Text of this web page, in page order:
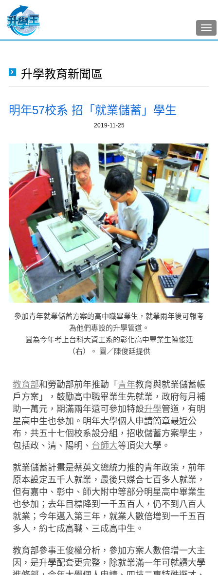
升學教育新聞區
明年57校系 招「就業儲蓄」學生
2019-11-25
參加青年就業儲蓄方案的高中職畢業生，就業兩年後可報考
為他們專設的升學管道。
圖為今年考上台科大資工系的彰化高中畢業生陳俊廷
（右）。 圖／陳俊廷提供
教育部和勞動部前年推動「 青年教育與就業儲蓄帳
戶方案」，鼓勵高中職畢業生先就業，政府每月補
助一萬元，期滿兩年還可參加特設升學管道，有明
星高中生也參加。明年大學個人申請簡章最近公
布，共五十七個校系設分組，招收儲蓄方案學生，
包括政、清、陽明、 台師大等頂尖大學。
就業儲蓄計畫是蔡英文總統力推的青年政策，前年
原本設定五千人就業，最後只媒合七百多人就業，
但有嘉中、彰中、師大附中等部分明星高中畢業生
也參加；去年目標降到一千五百人，仍不到八百人
就業；今年邁入第三年，就業人數倍增到一千五百
多人，約七成高職、三成高中生。
教育部參事王俊權分析，參加方案人數倍增一大主
因，是升學配套更完整，除就業滿一年可就讀大學